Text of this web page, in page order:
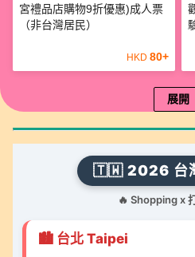
宮禮品店購物9折優惠)成人票
（非台灣居民）
HKD 80+
展開
🇹🇼 2026 台
🔥 Shopping x
🏙️ 台北 Taipei